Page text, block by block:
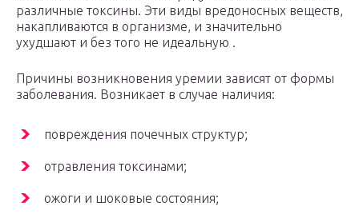
различные токсины. Эти виды вредоносных веществ,
накапливаются в организме, и значительно
ухудшают и без того не идеальную .
Причины возникновения уремии зависят от формы
заболевания. Возникает в случае наличия:
повреждения почечных структур;
отравления токсинами;
ожоги и шоковые состояния;